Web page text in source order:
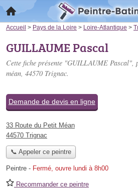
Accueil > Pays de la Loire > Loire-Atlantique >
GUILLAUME Pascal
Cette fiche présente "GUILLAUME Pascal",
méan, 44570 Trignac.
Demande de devis en ligne
33 Route du Petit Méan
44570 Trignac
📞 Appeler ce peintre
Peintre - Fermé, ouvre lundi à 8h00
Recommander ce peintre